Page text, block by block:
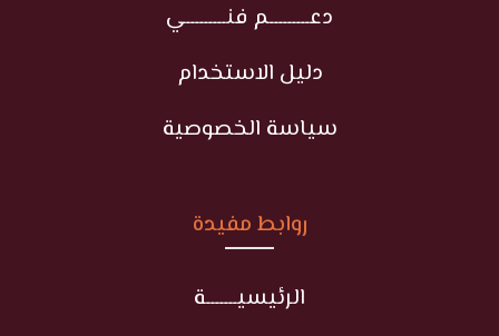
دعـــــــــم فنـــــــــي
دليل الاستخدام
سياسة الخصوصية
روابط مفيدة
الرئيسيـــــــة